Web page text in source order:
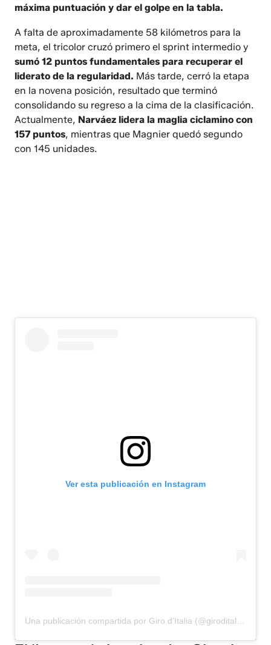
máxima puntuación y dar el golpe en la tabla.
A falta de aproximadamente 58 kilómetros para la
meta, el tricolor cruzó primero el sprint intermedio y
sumó 12 puntos fundamentales para recuperar el
liderato de la regularidad. Más tarde, cerró la etapa
en la novena posición, resultado que terminó
consolidando su regreso a la cima de la clasificación.
Actualmente, Narváez lidera la maglia ciclamino con
157 puntos, mientras que Magnier quedó segundo
con 145 unidades.
Ver esta publicación en Instagram